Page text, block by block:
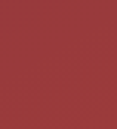
utilisation en CLI